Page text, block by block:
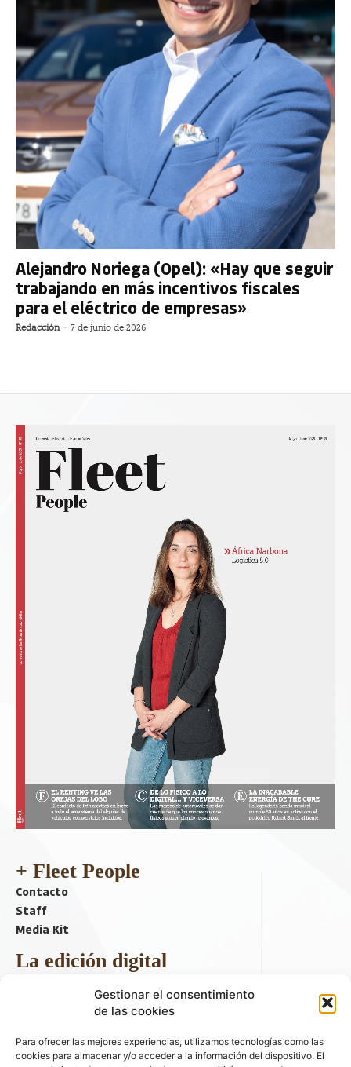
Gestionar el consentimiento
de las cookies
Para ofrecer las mejores experiencias, utilizamos tecnologías como las
cookies para almacenar y/o acceder a la información del dispositivo. El
Alejandro Noriega (Opel): «Hay que seguir
trabajando en más incentivos fiscales
para el eléctrico de empresas»
Redacción - 7 de junio de 2026
+ Fleet People
Contacto
Staff
Media Kit
La edición digital
Descargar último ejemplar
ir a hemeroteca
+ Contenido en redes sociales